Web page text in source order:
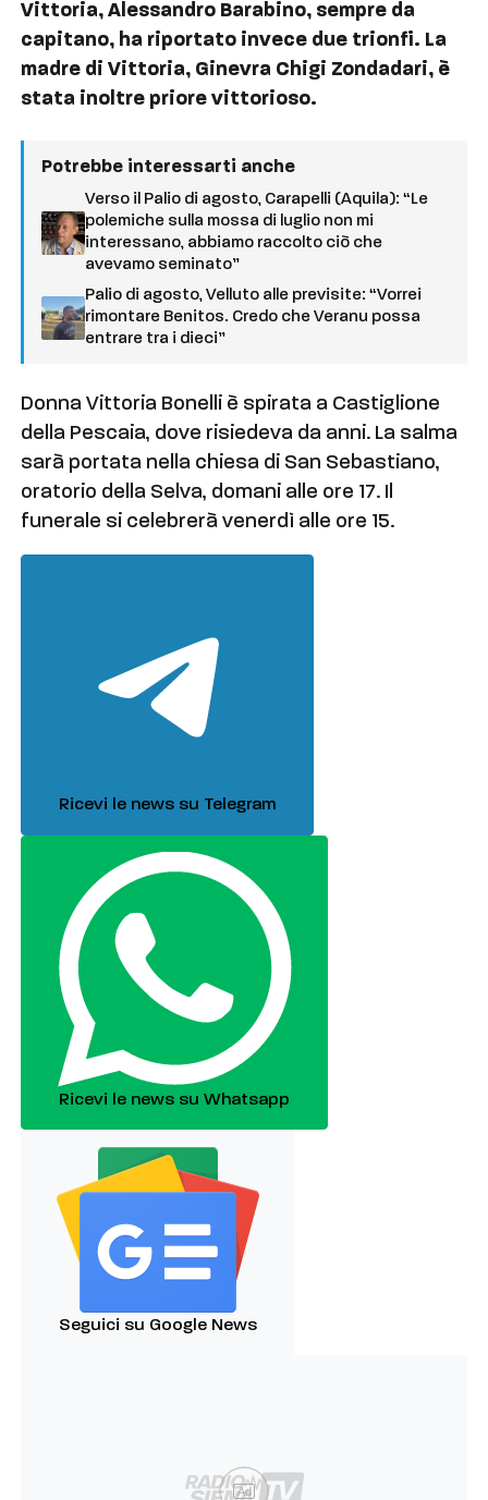
Vittoria, Alessandro Barabino, sempre da
capitano, ha riportato invece due trionfi. La
madre di Vittoria, Ginevra Chigi Zondadari, è
stata inoltre priore vittorioso.
Potrebbe interessarti anche
Verso il Palio di agosto, Carapelli (Aquila): “Le
polemiche sulla mossa di luglio non mi
interessano, abbiamo raccolto ciò che
avevamo seminato”
Palio di agosto, Velluto alle previsite: “Vorrei
rimontare Benitos. Credo che Veranu possa
entrare tra i dieci”
Donna Vittoria Bonelli è spirata a Castiglione
della Pescaia, dove risiedeva da anni. La salma
sarà portata nella chiesa di San Sebastiano,
oratorio della Selva, domani alle ore 17. Il
funerale si celebrerà venerdì alle ore 15.
Ricevi le news su Telegram
Ricevi le news su Whatsapp
Seguici su Google News
Ad